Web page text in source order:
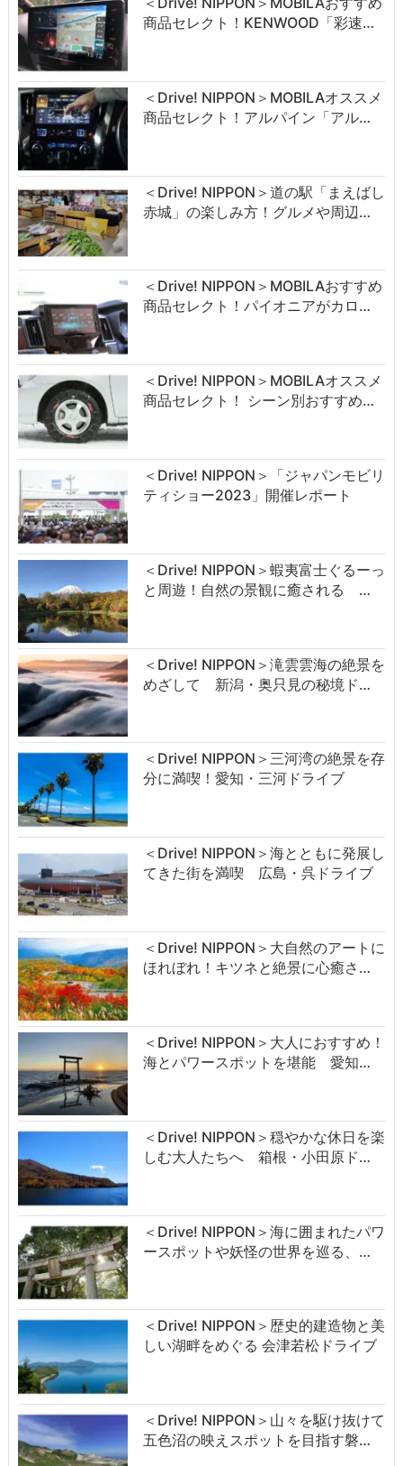
商品セレクト！KENWOOD「彩速…
＜Drive! NIPPON＞MOBILAオススメ
商品セレクト！アルパイン「アル…
＜Drive! NIPPON＞道の駅「まえばし
赤城」の楽しみ方！グルメや周辺…
＜Drive! NIPPON＞MOBILAおすすめ
商品セレクト！パイオニアがカロ…
＜Drive! NIPPON＞MOBILAオススメ
商品セレクト！ シーン別おすすめ…
＜Drive! NIPPON＞「ジャパンモビリ
ティショー2023」開催レポート
＜Drive! NIPPON＞蝦夷富士ぐるーっ
と周遊！自然の景観に癒される …
＜Drive! NIPPON＞滝雲雲海の絶景を
めざして 新潟・奥只見の秘境ド…
＜Drive! NIPPON＞三河湾の絶景を存
分に満喫！愛知・三河ドライブ
＜Drive! NIPPON＞海とともに発展し
てきた街を満喫 広島・呉ドライブ
＜Drive! NIPPON＞大自然のアートに
ほれぼれ！キツネと絶景に心癒さ…
＜Drive! NIPPON＞大人におすすめ！
海とパワースポットを堪能 愛知…
＜Drive! NIPPON＞穏やかな休日を楽
しむ大人たちへ 箱根・小田原ド…
＜Drive! NIPPON＞海に囲まれたパワ
ースポットや妖怪の世界を巡る、…
＜Drive! NIPPON＞歴史的建造物と美
しい湖畔をめぐる 会津若松ドライブ
＜Drive! NIPPON＞山々を駆け抜けて
五色沼の映えスポットを目指す磐…